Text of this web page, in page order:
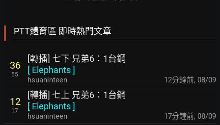
PTT體育區 即時熱門文章
36
55
[轉播] 七下 兄弟6：1台鋼
[ Elephants]
hsuaninteen 12分鐘前, 08/09
12
17
[轉播] 七上 兄弟6：1台鋼
[ Elephants]
hsuaninteen 17分鐘前, 08/09